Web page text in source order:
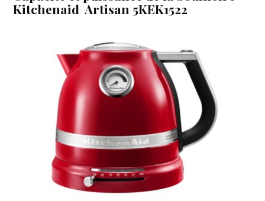
Kitchenaid Artisan 5KEK1522